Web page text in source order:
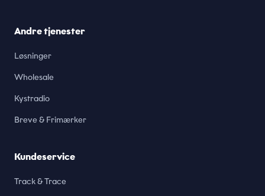
Andre tjenester
Løsninger
Wholesale
Kystradio
Breve & Frimærker
Kundeservice
Track & Trace